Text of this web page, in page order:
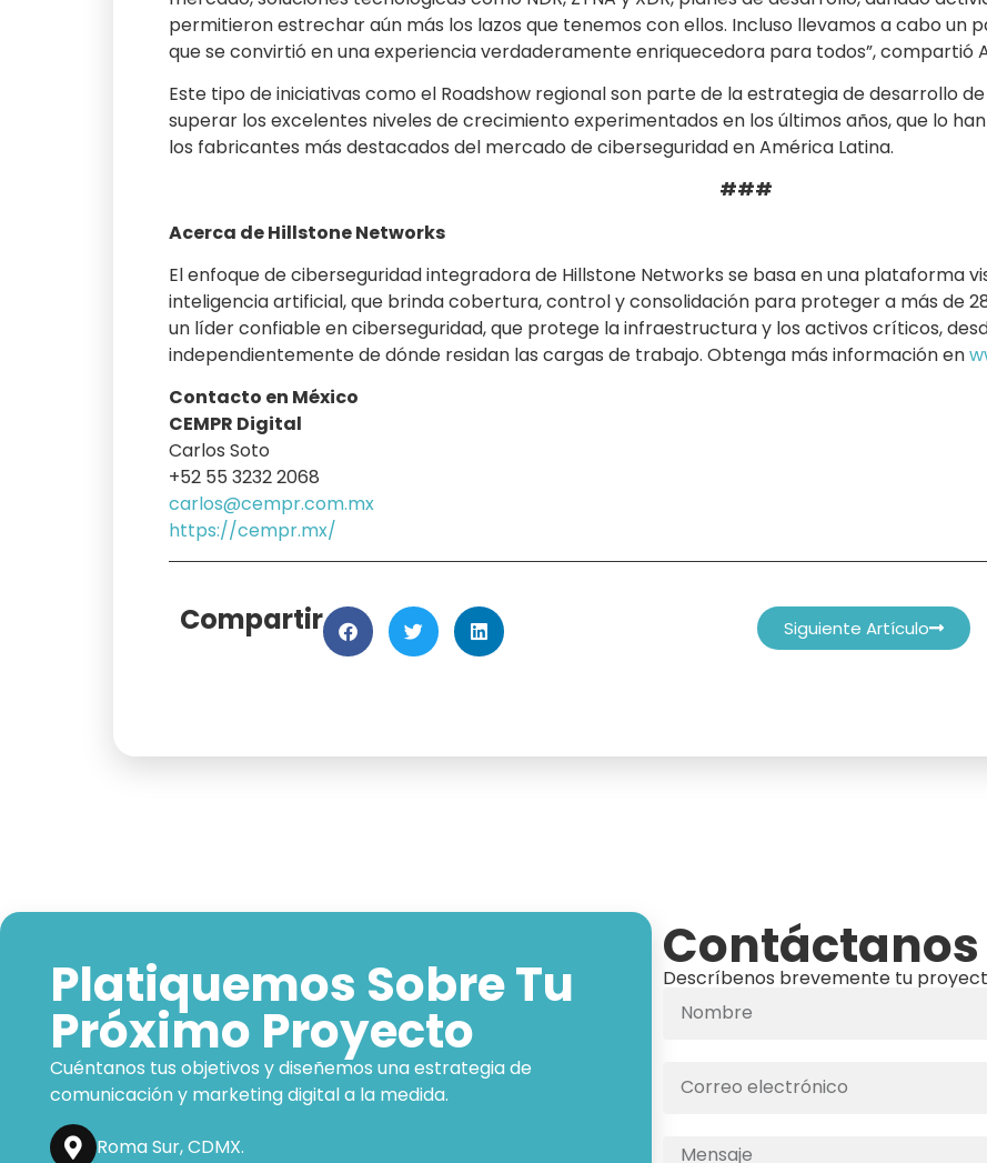
permitieron estrechar aún más los lazos que tenemos con ellos. Incluso llevamos a cabo un
que se convirtió en una experiencia verdaderamente enriquecedora para todos”, compartió
Este tipo de iniciativas como el Roadshow regional son parte de la estrategia de desarrollo
superar los excelentes niveles de crecimiento experimentados en los últimos años, que lo
los fabricantes más destacados del mercado de ciberseguridad en América Latina.
###
Acerca de Hillstone Networks
El enfoque de ciberseguridad integradora de Hillstone Networks se basa en una plataforma
inteligencia artificial, que brinda cobertura, control y consolidación para proteger a más de
un líder confiable en ciberseguridad, que protege la infraestructura y los activos críticos,
independientemente de dónde residan las cargas de trabajo. Obtenga más información en
Contacto en México
CEMPR Digital
Carlos Soto
+52 55 3232 2068
carlos@cempr.com.mx
https://cempr.mx/
Compartir Siguiente Artículo
Platiquemos Sobre Tu
Próximo Proyecto
Cuéntanos tus objetivos y diseñemos una estrategia de
comunicación y marketing digital a la medida.
Roma Sur, CDMX.
Contáctanos
Descríbenos brevemente tu